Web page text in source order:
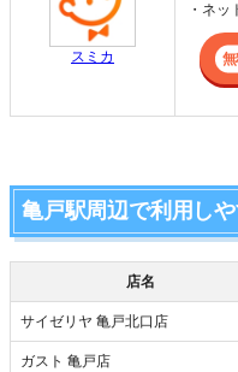
スミカ
・ネ
亀戸駅周辺で利用し
店名
サイゼリヤ 亀戸北口店
ガスト 亀戸店